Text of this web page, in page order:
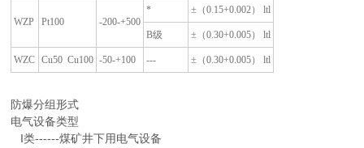
WZP Pt100 -200-+500
* ±（0.15+0.002） ltl
B级 ±（0.30+0.005） ltl
WZC Cu50 Cu100 -50-+100 --- ±（0.30+0.005） ltl
防爆分组形式
电气设备类型
I类------煤矿井下用电气设备